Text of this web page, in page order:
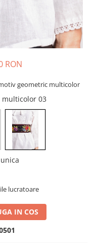
RON
geometric multicolor
multicolor 03
lucratoare
IN COS